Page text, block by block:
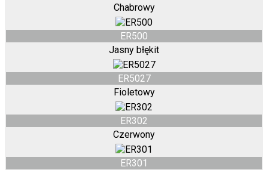
Chabrowy
ER500
Jasny błękit
ER5027
Fioletowy
ER302
Czerwony
ER301